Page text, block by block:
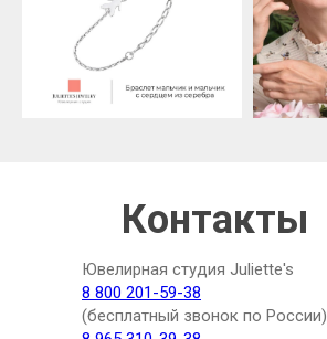
Ювелирная студия Juliette's
8 800 201-59-38
(бесплатный звонок по России)
Контакты